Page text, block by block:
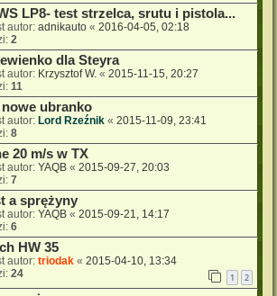
LP8- test strzelca, srutu i pistola...
autor: adnikauto « 2016-04-05, 02:18
2
dla Steyra
autor: Krzysztof W. « 2015-11-15, 20:27
11
ubranko
autor: Lord Rzeźnik « 2015-11-09, 23:41
8
20 m/s w TX
autor: YAQB « 2015-09-27, 20:03
7
a sprężyny
autor: YAQB « 2015-09-21, 14:17
6
HW 35
autor: triodak « 2015-04-10, 13:34
24 1 2